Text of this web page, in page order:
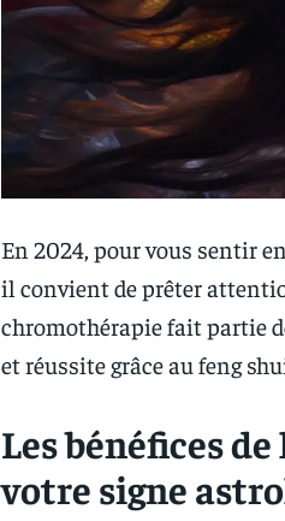
En 2024, pour vous sentir
il convient de prêter
chromothérapie fait partie
et réussite grâce au feng
Les bénéfices
votre signe